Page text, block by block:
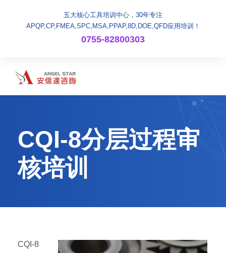
五大核心工具培训中心，30年专注
APQP,CP,FMEA,SPC,MSA,PPAP,8D,DOE,QFD应用培训！
0755-82800303
CQI-8分层过程审
核培训
CQI-8